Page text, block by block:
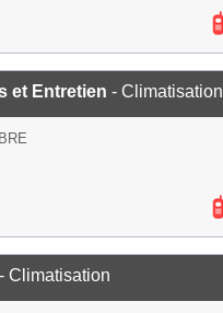
et Entretien - Climatisation
- Climatisation